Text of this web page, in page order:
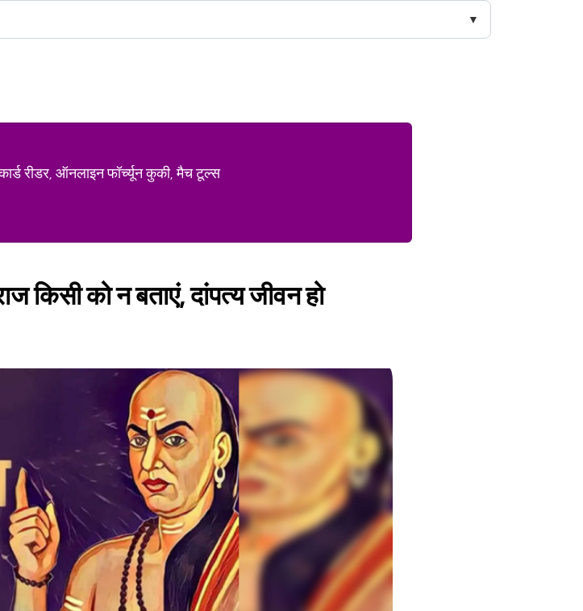
रीडर, ऑनलाइन फॉर्च्यून कुकी, मैच टूल्स
किसी को न बताएं, दांपत्य जीवन हो